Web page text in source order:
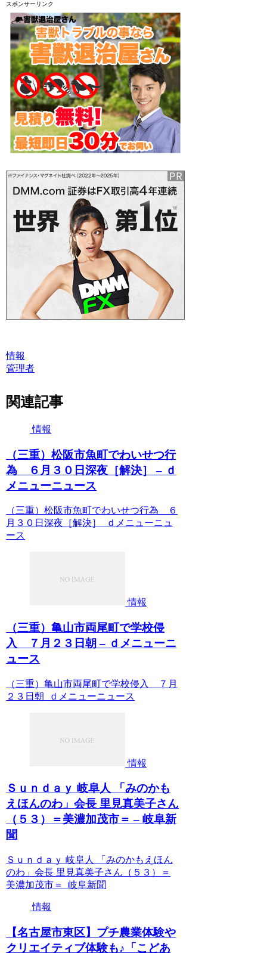
スポンサーリンク
情報
管理者
関連記事
情報
（三重）松阪市魚町でわいせつ行
為 ６月３０日深夜［解決］ – ｄ
メニューニュース
（三重）松阪市魚町でわいせつ行為 ６
月３０日深夜［解決］ ｄメニューニュ
ース
情報
（三重）亀山市両尾町で学校侵
入 ７月２３日朝 – ｄメニューニ
ュース
（三重）亀山市両尾町で学校侵入 ７月
２３日朝 ｄメニューニュース
情報
Ｓｕｎｄａｙ 岐阜人 「みのかも
えほんのわ」会長 里見真美子さん
（５３）＝美濃加茂市＝ – 岐阜新
聞
Ｓｕｎｄａｙ 岐阜人 「みのかもえほん
のわ」会長 里見真美子さん（５３）＝
美濃加茂市＝ 岐阜新聞
情報
【名古屋市東区】プチ農業体験や
クリエイティブ体験も♪「こどあ